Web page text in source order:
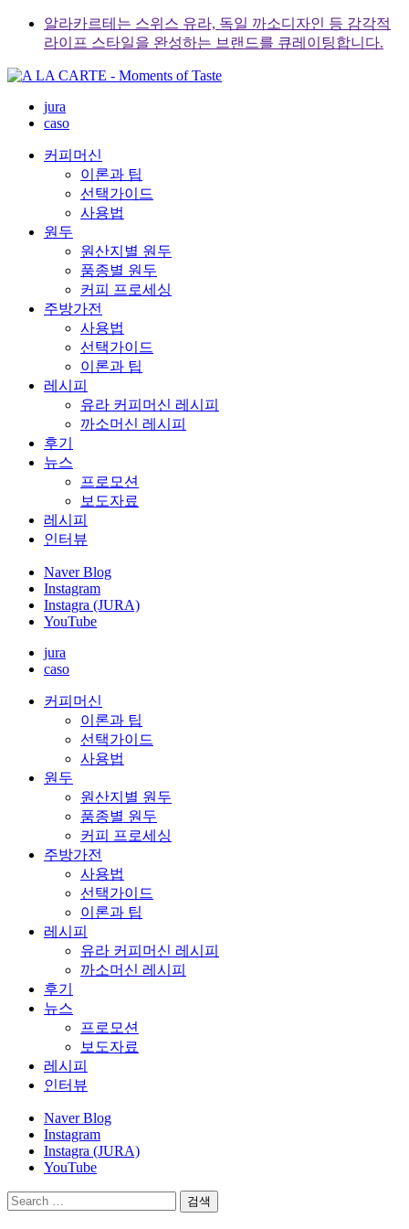
Skip
content
알라카르테는 스위스 유라, 독일 까소디자인 등 감각적
라이프 스타일을 완성하는 브랜드를 큐레이팅합니다.
jura
caso
커피머신
이론과 팁
선택가이드
사용법
원두
원산지별 원두
품종별 원두
커피 프로세싱
주방가전
사용법
선택가이드
이론과 팁
레시피
유라 커피머신 레시피
까소머신 레시피
후기
뉴스
프로모션
보도자료
레시피
인터뷰
Naver Blog
Instagram
Instagra (JURA)
YouTube
jura
caso
커피머신
이론과 팁
선택가이드
사용법
원두
원산지별 원두
품종별 원두
커피 프로세싱
주방가전
사용법
선택가이드
이론과 팁
레시피
유라 커피머신 레시피
까소머신 레시피
후기
뉴스
프로모션
보도자료
레시피
인터뷰
Naver Blog
Instagram
Instagra (JURA)
YouTube
검